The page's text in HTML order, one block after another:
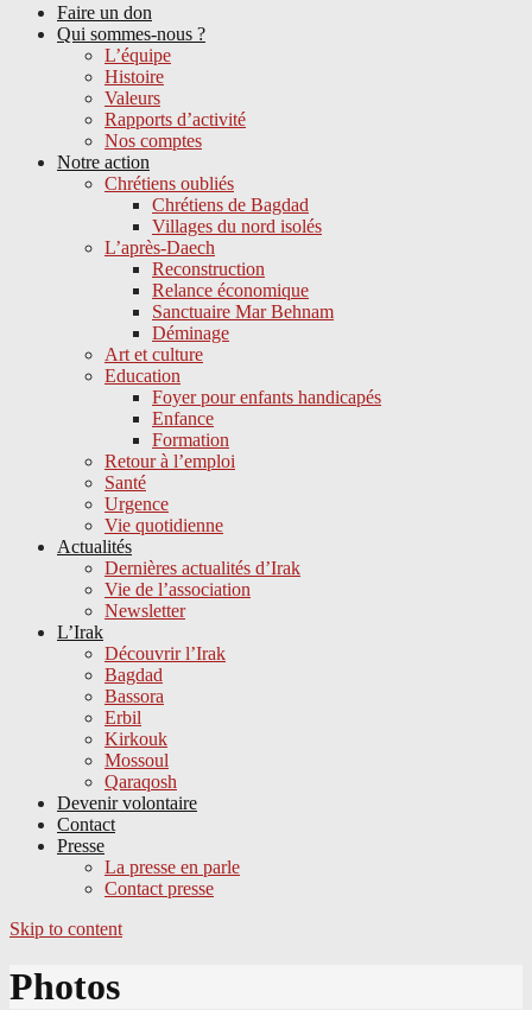
Faire un don
Qui sommes-nous ?
L’équipe
Histoire
Valeurs
Rapports d’activité
Nos comptes
Notre action
Chrétiens oubliés
Chrétiens de Bagdad
Villages du nord isolés
L’après-Daech
Reconstruction
Relance économique
Sanctuaire Mar Behnam
Déminage
Art et culture
Education
Foyer pour enfants handicapés
Enfance
Formation
Retour à l’emploi
Santé
Urgence
Vie quotidienne
Actualités
Dernières actualités d’Irak
Vie de l’association
Newsletter
L’Irak
Découvrir l’Irak
Bagdad
Bassora
Erbil
Kirkouk
Mossoul
Qaraqosh
Devenir volontaire
Contact
Presse
La presse en parle
Contact presse
Skip to content
Photos